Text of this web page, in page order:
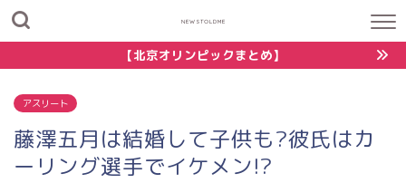
NEWSTOLDME
【北京オリンピックまとめ】
アスリート
藤澤五月は結婚して子供も?彼氏はカ
ーリング選手でイケメン!?